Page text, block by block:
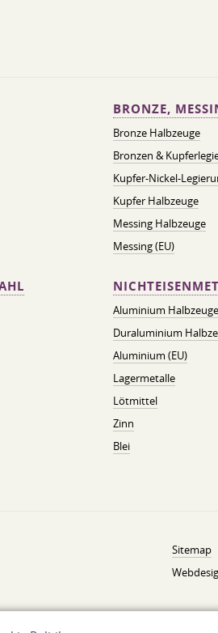
BRONZE,
Bronze Halbzeuge
Bronzen &
Kupfer-Nickel-
Kupfer Halbzeuge
Messing Halbzeuge
Messing (EU)
Aluminium Halbzeuge
Duraluminium
Aluminium (EU)
Lagermetalle
Lötmittel
Zinn
Blei
Sitemap